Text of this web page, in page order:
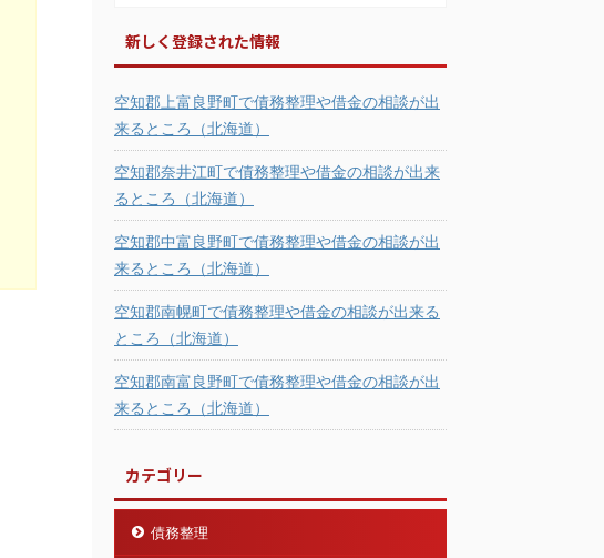
新しく登録された情報
空知郡上富良野町で債務整理や借金の相談が出
来るところ（北海道）
空知郡奈井江町で債務整理や借金の相談が出来
るところ（北海道）
空知郡中富良野町で債務整理や借金の相談が出
来るところ（北海道）
空知郡南幌町で債務整理や借金の相談が出来る
ところ（北海道）
空知郡南富良野町で債務整理や借金の相談が出
来るところ（北海道）
カテゴリー
債務整理